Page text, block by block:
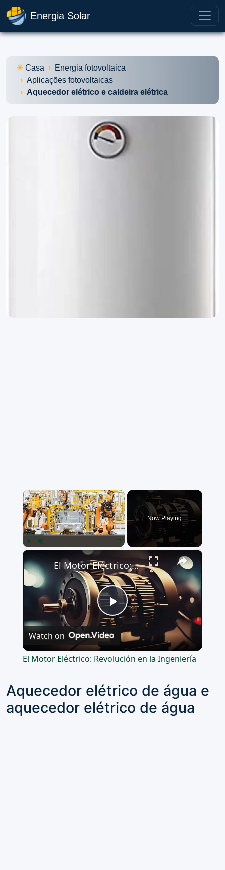
Energia Solar
Casa
Energia fotovoltaica
Aplicações fotovoltaicas
Aquecedor elétrico e caldeira elétrica
×
Now Playing
×
Play
Video
El Motor Eléctrico: Revolución en la Ingeniería
Watch on
El Motor Eléctrico: Revolución en la Ingeniería
Aquecedor elétrico de água e
aquecedor elétrico de água